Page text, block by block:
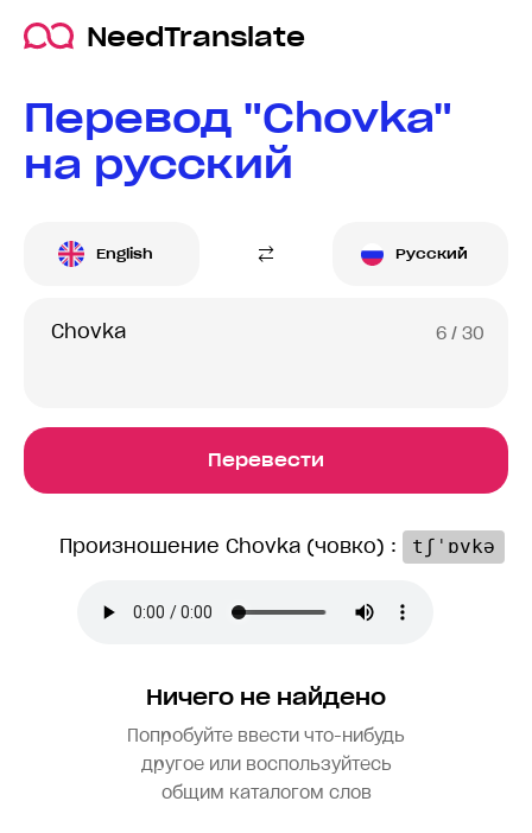
NeedTranslate
Перевод "Chovka"
на русский
English Русский
6 / 30
Перевести
Произношение Chovka (човко) : tʃˈɒvkə
Ничего не найдено
Попробуйте ввести что-нибудь
другое или воспользуйтесь
общим каталогом слов